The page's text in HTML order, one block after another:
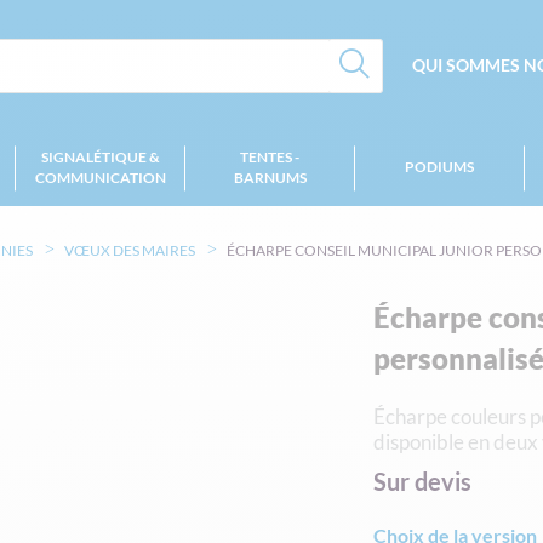
QUI SOMMES
SIGNALÉTIQUE &
COMMUNICATION
TENTES -
BARNUMS
PODIUMS
VŒUX DES MAIRES ÉCHARPE CONSEIL MUNICIPAL JUNIOR
Écharpe
Écharpe couleurs
disponible en deux
Sur devis
Choix de la version